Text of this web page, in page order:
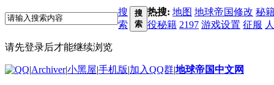
搜
索
搜
索
热搜: 地图 地球帝国修改 秘
役秘籍 2197 游戏设置 征服
请先登录后才能继续浏览
|Archiver|小黑屋|手机版|加入QQ群|地球帝国中文网